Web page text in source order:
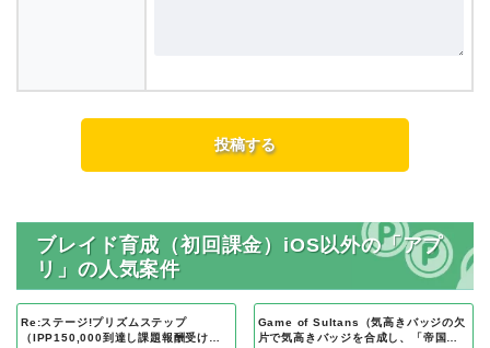
ブレイド育成（初回課金）iOS以外の「アプ
リ」の人気案件
Re:ステージ!プリズムステップ
（IPP150,000到達し課題報酬受け取
Game of Sultans（気高きバッジの欠
片で気高きバッジを合成し、「帝国五